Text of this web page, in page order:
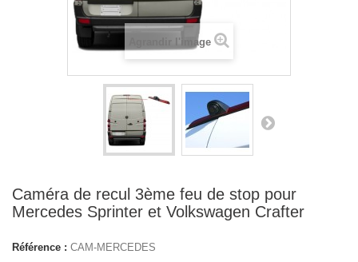
Agrandir l'image
Caméra de recul 3ème feu de stop pour
Mercedes Sprinter et Volkswagen Crafter
Référence : CAM-MERCEDES